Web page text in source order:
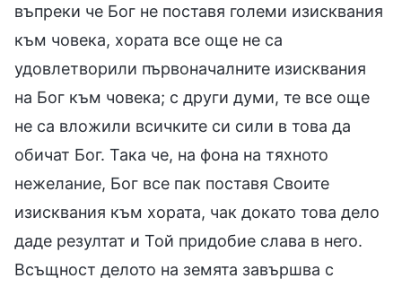
въпреки че Бог не поставя големи изисквания
към човека, хората все още не са
удовлетворили първоначалните изисквания
на Бог към човека; с други думи, те все още
не са вложили всичките си сили в това да
обичат Бог. Така че, на фона на тяхното
нежелание, Бог все пак поставя Своите
изисквания към хората, чак докато това дело
даде резултат и Той придобие слава в него.
Всъщност делото на земята завършва с